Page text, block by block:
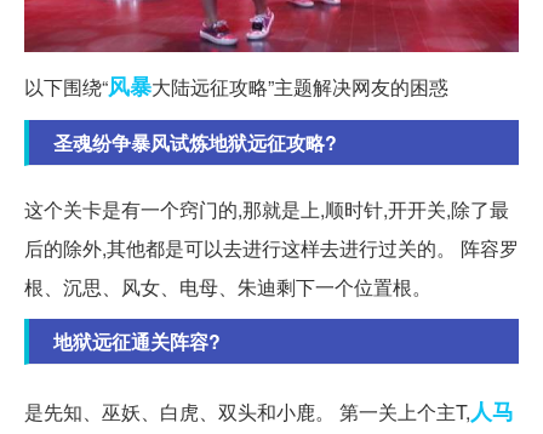
以下围绕“风暴大陆远征攻略”主题解决网友的困惑
圣魂纷争暴风试炼地狱远征攻略?
这个关卡是有一个窍门的,那就是上,顺时针,开开关,除了最
后的除外,其他都是可以去进行这样去进行过关的。 阵容罗
根、沉思、风女、电母、朱迪剩下一个位置根。
地狱远征通关阵容?
是先知、巫妖、白虎、双头和小鹿。 第一关上个主T,人马